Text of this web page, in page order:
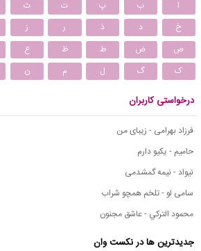
ا ب پ ت ث
خ
د ذ ر ز
ص
ض ط ظ ع
ک
گ ل م ن
درخواستی کاربران
فرزاد بهرامی - زیبای من
حامیم - یکیو دارم
نیواد - نیمه گمشدمی
سامی لو - تلخم همچو شراب
محمود التركي - عاشق مجنون
جدیدترین ها در نکست وان